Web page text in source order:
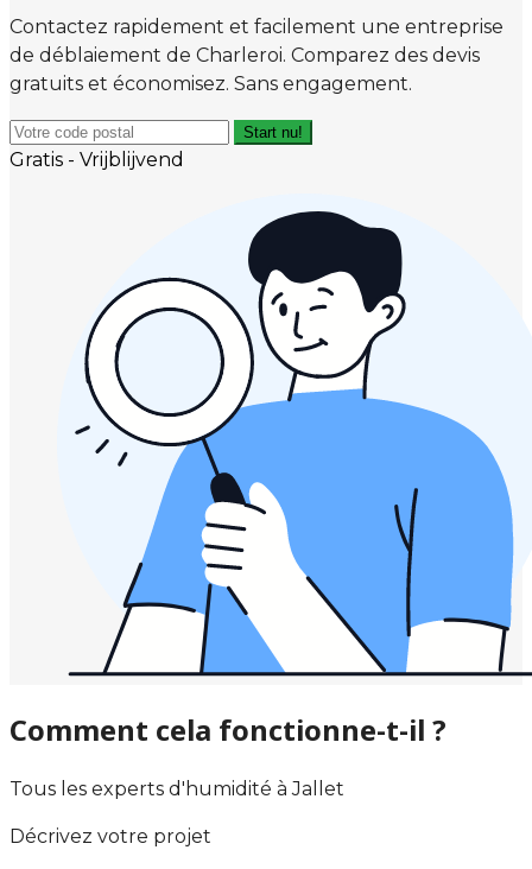
Contactez rapidement et facilement une entreprise
de déblaiement de Charleroi. Comparez des devis
gratuits et économisez. Sans engagement.
Start nu!
Gratis - Vrijblijvend
Comment cela fonctionne-t-il ?
Tous les experts d'humidité à Jallet
Décrivez votre projet